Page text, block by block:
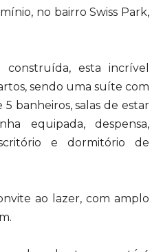
no bairro Swiss Park,
esta incrível
sendo uma suíte com
banheiros, salas de estar
equipada, despensa,
e dormitório de
ao lazer, com amplo